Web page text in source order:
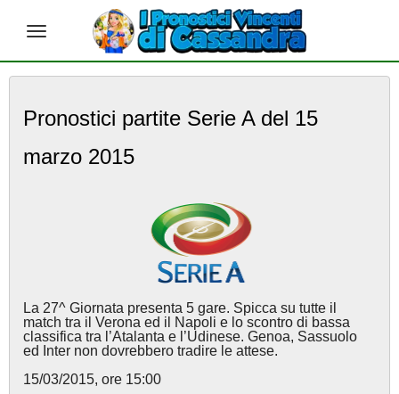
Pronostici partite Serie A del 15
marzo 2015
La 27^ Giornata presenta 5 gare. Spicca su tutte il
match tra il Verona ed il Napoli e lo scontro di bassa
classifica tra l’Atalanta e l’Udinese. Genoa, Sassuolo
ed Inter non dovrebbero tradire le attese.
15/03/2015, ore 15:00